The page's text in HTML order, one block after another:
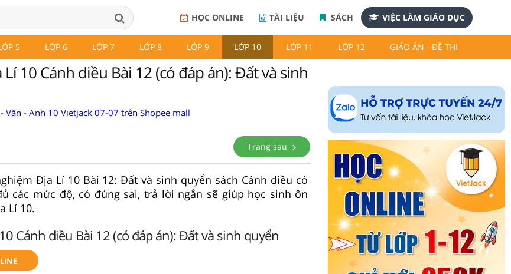
HỌC ONLINE TÀI LIỆU SÁCH VIỆC LÀM GIÁO DỤC
5 LỚP 6 LỚP 7 LỚP 8 LỚP 9 LỚP 10 LỚP 11 LỚP 12 GIÁO ÁN - ĐỀ THI
10 Cánh diều Bài 12 (có đáp án): Đất và sinh
Văn - Anh 10 Vietjack 07-07 trên Shopee mall
Trang sau
Địa Lí 10 Bài 12: Đất và sinh quyển sách Cánh diều có
các mức độ, có đúng sai, trả lời ngắn sẽ giúp học sinh ôn
Lí 10.
Cánh diều Bài 12 (có đáp án): Đất và sinh quyển